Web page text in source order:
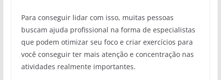
Para conseguir lidar com isso, muitas pessoas
buscam ajuda profissional na forma de especialistas
que podem otimizar seu foco e criar exercícios para
você conseguir ter mais atenção e concentração nas
atividades realmente importantes.